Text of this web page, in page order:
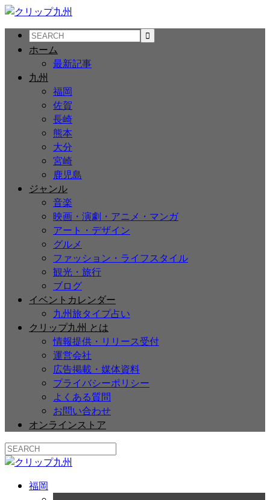
ホーム
最新記事
九州
福岡
佐賀
長崎
熊本
大分
宮崎
鹿児島
ジャンル
音楽
映画・演劇・アニメ・マンガ
アート・デザイン
グルメ
ファッション・ライフスタイル
観光・旅行
ブログ
イベントカレンダー
九州旅タイプ占い
クリップ九州 とは
情報提供・リリース受付
運営会社
広告掲載・媒体資料
プライバシーポリシー
よくある質問
お問い合わせ
オンラインストア
福岡